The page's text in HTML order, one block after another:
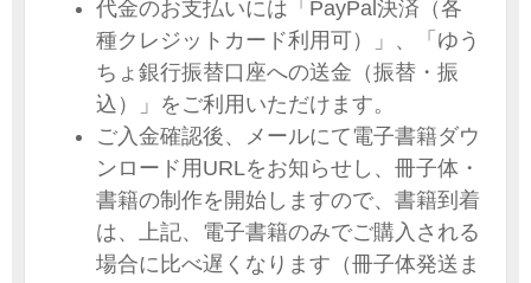
代金のお支払いには「PayPal決済（各
種クレジットカード利用可）」、「ゆう
ちょ銀行振替口座への送金（振替・振
込）」をご利用いただけます。
ご入金確認後、メールにて電子書籍ダウ
ンロード用URLをお知らせし、冊子体・
書籍の制作を開始しますので、書籍到着
は、上記、電子書籍のみでご購入される
場合に比べ遅くなります（冊子体発送ま